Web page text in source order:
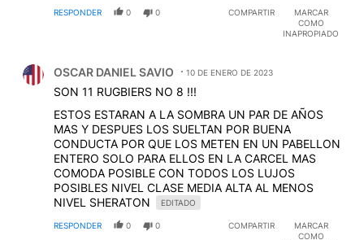
RESPONDER 0 0 COMPARTIR
MARCAR
COMO
INAPROPIADO
OSCAR DANIEL SAVIO 10 DE ENERO DE 2023
SON 11 RUGBIERS NO 8 !!!
ESTOS ESTARAN A LA SOMBRA UN PAR DE AÑOS
MAS Y DESPUES LOS SUELTAN POR BUENA
CONDUCTA POR QUE LOS METEN EN UN PABELLON
ENTERO SOLO PARA ELLOS EN LA CARCEL MAS
COMODA POSIBLE CON TODOS LOS LUJOS
POSIBLES NIVEL CLASE MEDIA ALTA AL MENOS
NIVEL SHERATON
EDITADO
RESPONDER 0 0 COMPARTIR
MARCAR
COMO